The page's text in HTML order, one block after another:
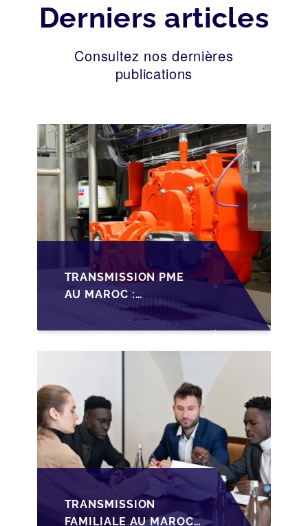
Derniers articles
Consultez nos dernières
publications
TRANSMISSION PME
AU MAROC :
PRÉPARATIONS CLÉS
POUR LES
TRANSMISSION
FAMILIALE AU MAROC :